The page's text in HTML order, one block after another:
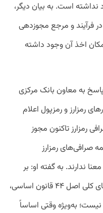
نداشته است. به بیان دیگر،
فرآیند و مرجع مجوزدهی
اخذ آن وجود داشته
به معاون بانک مرکزی
رمزارز و رمزپول اعلام
رمزارز تاکنون مجوز
صرافی‌های رمزارز
ندارند. به گفته او:‌ بر
اساس ماده ۷ قانون اجرای سیاست‌های کلی اصل ۴۴ قانون اساسی،
به‌ویژه وقتی اساساً